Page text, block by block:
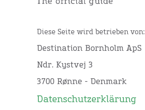
Diese Seite wird betrieben von:
Destination Bornholm ApS
Ndr. Kystvej 3
3700 Rønne - Denmark
Datenschutzerklärung